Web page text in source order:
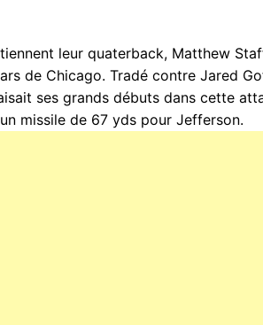
leur quaterback, Matthew
de Chicago. Tradé contre Jared
ses grands débuts dans cette
missile de 67 yds pour Jefferson.